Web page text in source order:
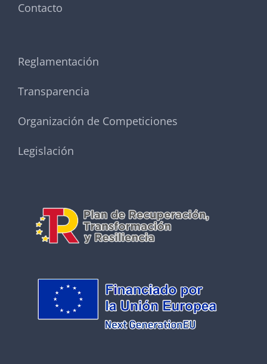
Contacto
Reglamentación
Transparencia
Organización de Competiciones
Legislación